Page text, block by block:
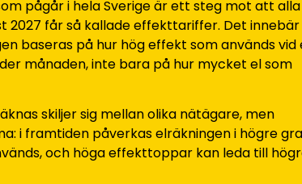
pågår i hela Sverige är ett steg mot att alla
2027 får så kallade effekttariffer. Det innebär
baseras på hur hög effekt som används vid
månaden, inte bara på hur mycket el som
skiljer sig mellan olika nätägare, men
i framtiden påverkas elräkningen i högre
och höga effekttoppar kan leda till